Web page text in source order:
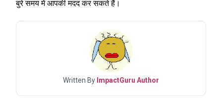
बुरे समय में आपकी मदद कर सकते हैं।
Written By ImpactGuru Author